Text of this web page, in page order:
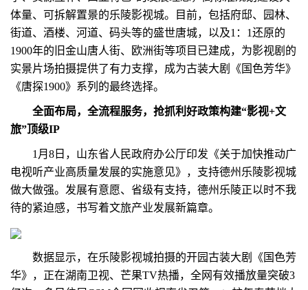
体量、可拆解置景的乐陵影视城。目前，包括府邸、园林、
街道、酒楼、河道、码头等的盛世唐城，以及1：1还原的
1900年的旧金山唐人街、欧洲街等项目已建成，为影视剧的
实景片场拍摄提供了有力支撑，成为古装大剧《国色芳华》
《唐探1900》系列的最终选择。
全面布局，全流程服务，抢抓利好政策构建“影视+文
旅”顶级IP
1月8日，山东省人民政府办公厅印发《关于加快推动广
电视听产业高质量发展的实施意见》，支持德州乐陵影视城
做大做强。发展有意愿、省级有支持，德州乐陵正以时不我
待的紧迫感，书写着文旅产业发展新篇章。
数据显示，在乐陵影视城拍摄的开园古装大剧《国色芳
华》，正在湖南卫视、芒果TV热播，全网有效播放量突破3